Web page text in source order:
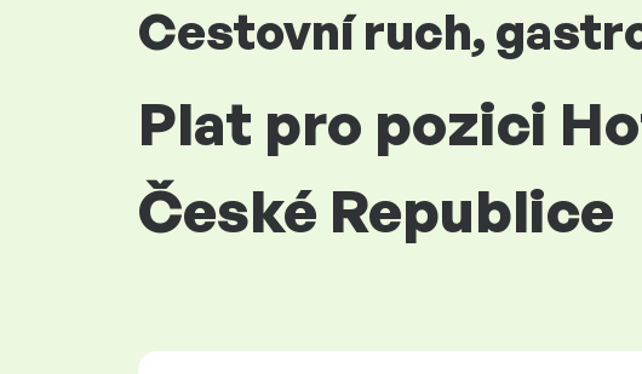
Cestovní ruch,
Plat pro pozici
České Republice